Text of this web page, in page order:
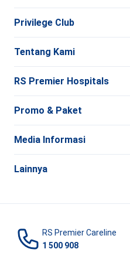
Privilege Club
Tentang Kami
RS Premier Hospitals
Promo & Paket
Media Informasi
Lainnya
RS Premier Careline
1 500 908